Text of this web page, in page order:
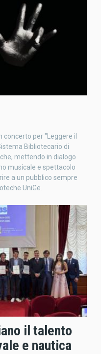
per "Leggere il
Bibliotecario di
mettendo in dialogo
musicale e spettacolo
a un pubblico sempre
UniGe.
il talento
e nautica